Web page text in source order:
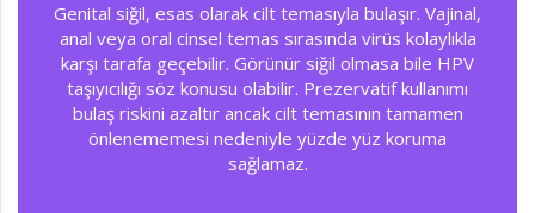
Genital siğil, esas olarak cilt temasıyla bulaşır. Vajinal,
anal veya oral cinsel temas sırasında virüs kolaylıkla
karşı tarafa geçebilir. Görünür siğil olmasa bile HPV
taşıyıcılığı söz konusu olabilir. Prezervatif kullanımı
bulaş riskini azaltır ancak cilt temasının tamamen
önlenememesi nedeniyle yüzde yüz koruma
sağlamaz.